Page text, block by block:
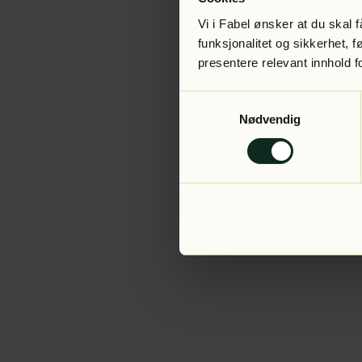
Vi i Fabel ønsker at du skal
funksjonalitet og sikkerhet,
presentere relevant innhold
Nødvendig
Application